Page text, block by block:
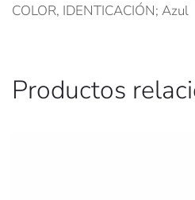
COLOR, IDENTICACIÓN; Azul
Productos